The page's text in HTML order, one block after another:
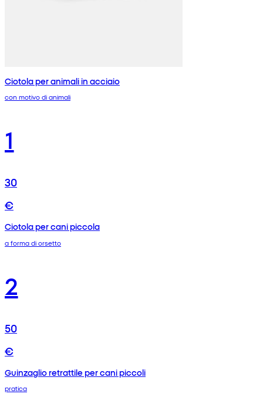
Ciotola per animali in acciaio
con motivo di animali
1
30
€
Ciotola per cani piccola
a forma di orsetto
2
50
€
Guinzaglio retrattile per cani piccoli
pratica